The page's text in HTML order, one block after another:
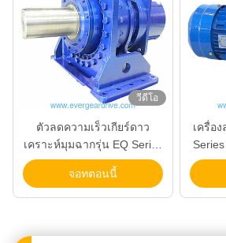
วีดีโอ
ตัวลดความเร็วเกียร์ดาว
เคราะห์มุมฉากรุ่น EQ Series
พร้อมการออกแบบแบบโมดู
ลาร์สำหรับการใช้งานบดอัด
กำลังสูง
จอทตอนนี้
เครื่อ
การค
แ
มอเตอร์เกียร์เฮลิคอลแบบอินไลน์ซีรีส์